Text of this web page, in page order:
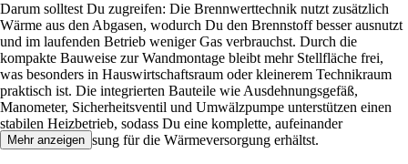
Darum solltest Du zugreifen: Die Brennwerttechnik nutzt zusätzlich
Wärme aus den Abgasen, wodurch Du den Brennstoff besser ausnutzt
und im laufenden Betrieb weniger Gas verbrauchst. Durch die
kompakte Bauweise zur Wandmontage bleibt mehr Stellfläche frei,
was besonders in Hauswirtschaftsraum oder kleinerem Technikraum
praktisch ist. Die integrierten Bauteile wie Ausdehnungsgefäß,
Manometer, Sicherheitsventil und Umwälzpumpe unterstützen einen
stabilen Heizbetrieb, sodass Du eine komplette, aufeinander
abgestimmte Lösung für die Wärmeversorgung erhältst.
Mehr anzeigen